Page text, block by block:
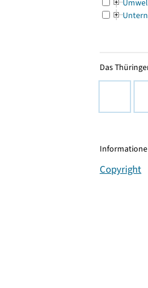
Das
Copyright